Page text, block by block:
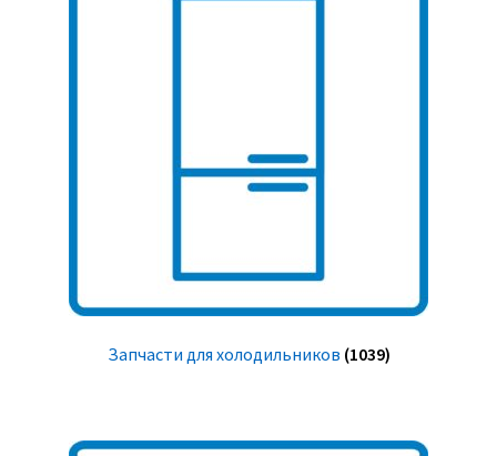
Запчасти для холодильников (1039)